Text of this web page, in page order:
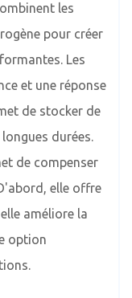
les
pour créer
Les
et une réponse
de stocker de
durées.
de compenser
elle offre
améliore la
option